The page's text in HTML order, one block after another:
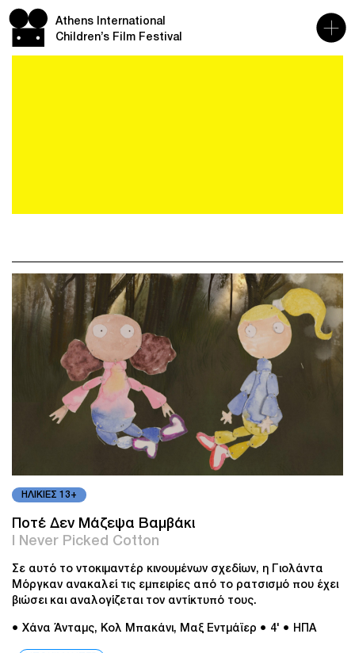
Athens International
Children’s Film Festival
ΗΛΙΚΙΕΣ 13+
Ποτέ Δεν Μάζεψα Βαμβάκι
I Never Picked Cotton
Σε αυτό το ντοκιμαντέρ κινουμένων σχεδίων, η Γιολάντα
Μόργκαν ανακαλεί τις εμπειρίες από το ρατσισμό που έχει
βιώσει και αναλογίζεται τον αντίκτυπό τους.
● Xάνα Άνταμς, Κολ Μπακάνι, Μαξ Εντμάϊερ ● 4' ● ΗΠΑ